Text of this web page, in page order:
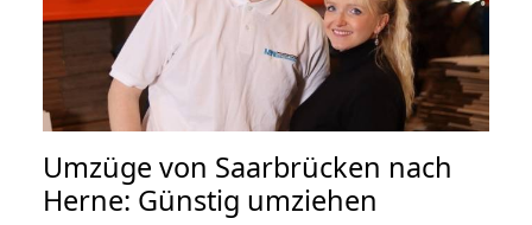
Umzüge von Saarbrücken nach
Herne: Günstig umziehen